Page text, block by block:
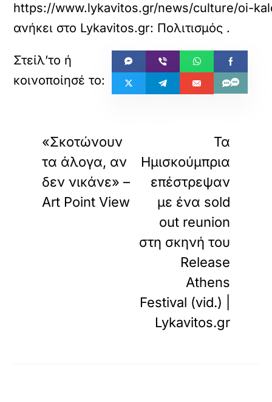
https://www.lykavitos.gr/news/culture/oi-
ανήκει στο Lykavitos.gr: Πολιτισμός .
«Σκοτώνουν
τα άλογα, αν
δεν νικάνε» –
Art Point View
Τα
Ημισκούμπρια
επέστρεψαν
με ένα sold
out reunion
στη σκηνή του
Release
Athens
Festival (vid.) |
Lykavitos.gr